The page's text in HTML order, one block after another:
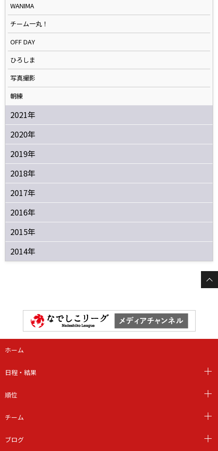
WANIMA
チーム一丸！
OFF DAY
ひろしま
写真撮影
朝練
2021年
2020年
2019年
2018年
2017年
2016年
2015年
2014年
ホーム
日程・結果
順位
チーム
ブログ